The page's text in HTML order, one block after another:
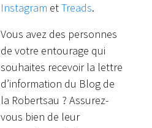
Instagram etTreads.
Vous avez des personnes
de votre entourage qui
souhaites recevoir la lettre
d’information du Blog de
la Robertsau ? Assurez-
vous bien de leur